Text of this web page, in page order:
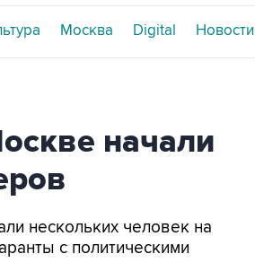
Москва Digital Новости
начали
нескольких человек на
с политическими